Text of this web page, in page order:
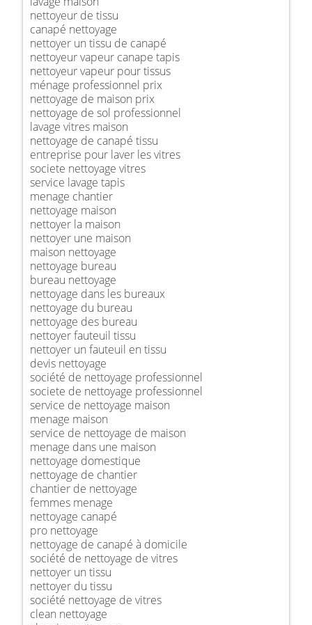
nettoyeur de tissu
canapé nettoyage
nettoyer un tissu de canapé
nettoyeur vapeur canape tapis
nettoyeur vapeur pour tissus
ménage professionnel prix
nettoyage de maison prix
nettoyage de sol professionnel
lavage vitres maison
nettoyage de canapé tissu
entreprise pour laver les vitres
societe nettoyage vitres
service lavage tapis
menage chantier
nettoyage maison
nettoyer la maison
nettoyer une maison
maison nettoyage
nettoyage bureau
bureau nettoyage
nettoyage dans les bureaux
nettoyage du bureau
nettoyage des bureau
nettoyer fauteuil tissu
nettoyer un fauteuil en tissu
devis nettoyage
société de nettoyage professionnel
societe de nettoyage professionnel
service de nettoyage maison
menage maison
service de nettoyage de maison
menage dans une maison
nettoyage domestique
nettoyage de chantier
chantier de nettoyage
femmes menage
nettoyage canapé
pro nettoyage
nettoyage de canapé à domicile
société de nettoyage de vitres
nettoyer un tissu
nettoyer du tissu
société nettoyage de vitres
clean nettoyage